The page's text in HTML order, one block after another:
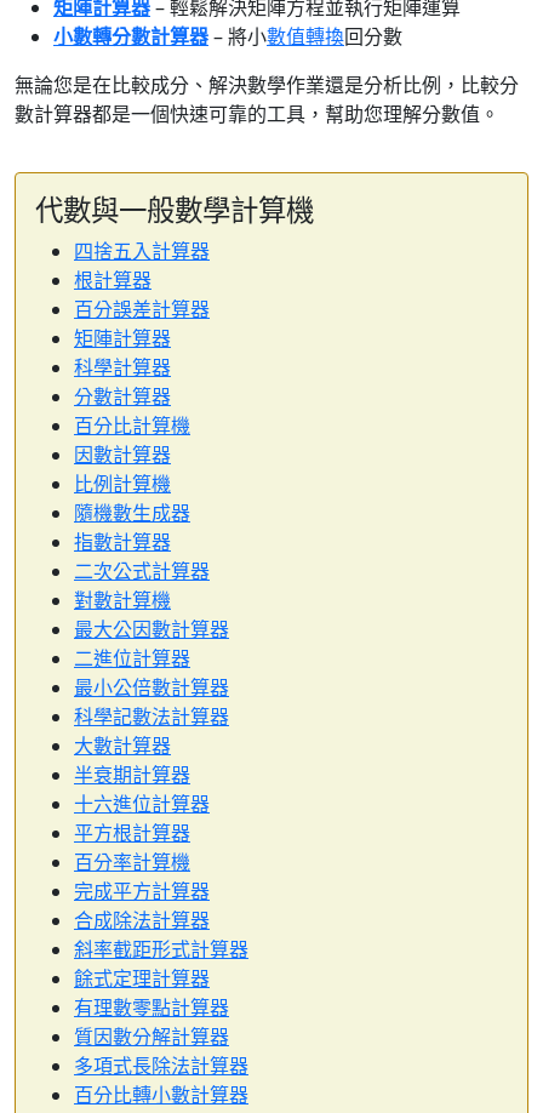
矩陣計算器– 輕鬆解決矩陣方程並執行矩陣運算
小數轉分數計算器– 將小數值轉換回分數
無論您是在比較成分、解決數學作業還是分析比例，比較分
數計算器都是一個快速可靠的工具，幫助您理解分數值。
代數與一般數學計算機
四捨五入計算器
根計算器
百分誤差計算器
矩陣計算器
科學計算器
分數計算器
百分比計算機
因數計算器
比例計算機
隨機數生成器
指數計算器
二次公式計算器
對數計算機
最大公因數計算器
二進位計算器
最小公倍數計算器
科學記數法計算器
大數計算器
半衰期計算器
十六進位計算器
平方根計算器
百分率計算機
完成平方計算器
合成除法計算器
斜率截距形式計算器
餘式定理計算器
有理數零點計算器
質因數分解計算器
多項式長除法計算器
百分比轉小數計算器